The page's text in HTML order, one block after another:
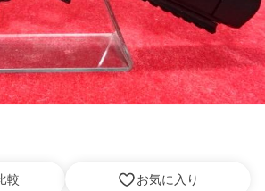
較 お気に入り